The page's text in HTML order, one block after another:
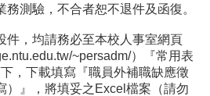
測驗，不合者恕不退件及函復。
件，均請務必至本校人事室網頁
~persadm/）『常用表
，下載填寫『職員外補職缺應徵
）』，將填妥之Excel檔案（請勿